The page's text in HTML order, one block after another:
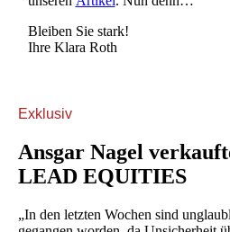
Bleiben Sie stark!
Ihre Klara Roth
Exklusiv
Ansgar Nagel
LEAD EQUITIES
„In den letzten Wochen sind